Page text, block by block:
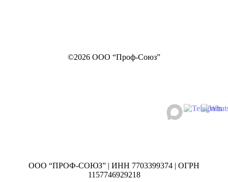
©2026 ООО “Проф-Союз”
ООО “ПРОФ-СОЮЗ” | ИНН 7703399374 | ОГРН
1157746929218